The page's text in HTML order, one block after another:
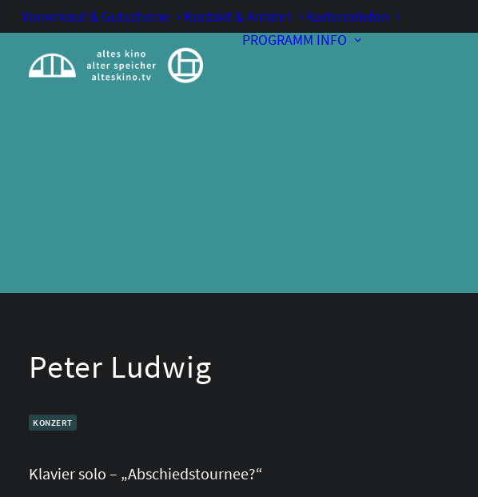
Vorverkauf & Gutscheine Kontakt & Anfahrt
Kartentelefon
PROGRAMM INFO
Peter Ludwig
KONZERT
Klavier solo – „Abschiedstournee?“